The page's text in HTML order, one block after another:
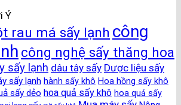
Ý
rau má sấy lạnh công
công nghệ sấy thăng hoa
sấy lạnh dâu tây sấy Dược liệu sấy
sấy lạnh hành sấy khô Hoa hồng sấy khô
sấy dẻo hoa quả sấy khô hoa quả sấy